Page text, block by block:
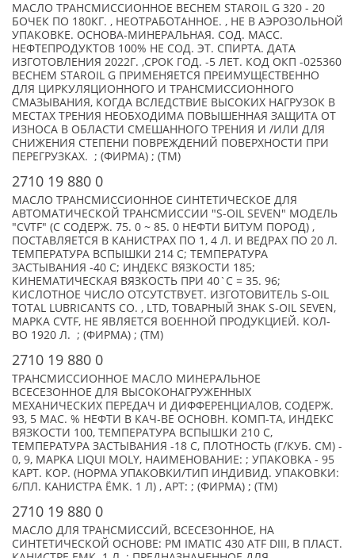
МАСЛО ТРАНСМИССИОННОЕ BECHEM STAROIL G 320 - 20
БОЧЕК ПО 180КГ. , НЕОТРАБОТАННОЕ. , НЕ В АЭРОЗОЛЬНОЙ
УПАКОВКЕ. ОСНОВА-МИНЕРАЛЬНАЯ. СОД. МАСС.
НЕФТЕПРОДУКТОВ 100% НЕ СОД. ЭТ. СПИРТА. ДАТА
ИЗГОТОВЛЕНИЯ 2022Г. ,СРОК ГОД. -5 ЛЕТ. КОД ОКП -025360
BECHEM STAROIL G ПРИМЕНЯЕТСЯ ПРЕИМУЩЕСТВЕННО
ДЛЯ ЦИРКУЛЯЦИОННОГО И ТРАНСМИССИОННОГО
СМАЗЫВАНИЯ, КОГДА ВСЛЕДСТВИЕ ВЫСОКИХ НАГРУЗОК В
МЕСТАХ ТРЕНИЯ НЕОБХОДИМА ПОВЫШЕННАЯ ЗАЩИТА ОТ
ИЗНОСА В ОБЛАСТИ СМЕШАННОГО ТРЕНИЯ И /ИЛИ ДЛЯ
СНИЖЕНИЯ СТЕПЕНИ ПОВРЕЖДЕНИЙ ПОВЕРХНОСТИ ПРИ
ПЕРЕГРУЗКАХ. ; (ФИРМА) ; (TM)
2710 19 880 0
МАСЛО ТРАНСМИССИОННОЕ СИНТЕТИЧЕСКОЕ ДЛЯ
АВТОМАТИЧЕСКОЙ ТРАНСМИССИИ "S-OIL SEVEN" МОДЕЛЬ
"CVTF" (С СОДЕРЖ. 75. 0 ~ 85. 0 НЕФТИ БИТУМ ПОРОД) ,
ПОСТАВЛЯЕТСЯ В КАНИСТРАХ ПО 1, 4 Л. И ВЕДРАХ ПО 20 Л.
ТЕМПЕРАТУРА ВСПЫШКИ 214 С; ТЕМПЕРАТУРА
ЗАСТЫВАНИЯ -40 С; ИНДЕКС ВЯЗКОСТИ 185;
КИНЕМАТИЧЕСКАЯ ВЯЗКОСТЬ ПРИ 40`C = 35. 96;
КИСЛОТНОЕ ЧИСЛО ОТСУТСТВУЕТ. ИЗГОТОВИТЕЛЬ S-OIL
TOTAL LUBRICANTS CO. , LTD, ТОВАРНЫЙ ЗНАК S-OIL SEVEN,
МАРКА CVTF, НЕ ЯВЛЯЕТСЯ ВОЕННОЙ ПРОДУКЦИЕЙ. КОЛ-
ВО 1920 Л. ; (ФИРМА) ; (TM)
2710 19 880 0
ТРАНСМИССИОННОЕ МАСЛО МИНЕРАЛЬНОЕ
ВСЕСЕЗОННОЕ ДЛЯ ВЫСОКОНАГРУЖЕННЫХ
МЕХАНИЧЕСКИХ ПЕРЕДАЧ И ДИФФЕРЕНЦИАЛОВ, СОДЕРЖ.
93, 5 МАС. % НЕФТИ В КАЧ-ВЕ ОСНОВН. КОМП-ТА, ИНДЕКС
ВЯЗКОСТИ 100, ТЕМПЕРАТУРА ВСПЫШКИ 210 С,
ТЕМПЕРАТУРА ЗАСТЫВАНИЯ -18 С, ПЛОТНОСТЬ (Г/КУБ. СМ) -
0, 9, МАРКА LIQUI MOLY, НАИМЕНОВАНИЕ: ; УПАКОВКА - 95
КАРТ. КОР. (НОРМА УПАКОВКИ/ТИП ИНДИВИД. УПАКОВКИ:
6/ПЛ. КАНИСТРА ЁМК. 1 Л) , АРТ: ; (ФИРМА) ; (TM)
2710 19 880 0
МАСЛО ДЛЯ ТРАНСМИССИЙ, ВСЕСЕЗОННОЕ, НА
СИНТЕТИЧЕСКОЙ ОСНОВЕ: PM IMATIC 430 ATF DIII, В ПЛАСТ.